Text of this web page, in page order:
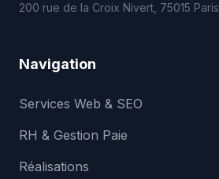
200 rue de la Croix Nivert, 75015 Paris
Navigation
Services Web & SEO
RH & Gestion Paie
Réalisations